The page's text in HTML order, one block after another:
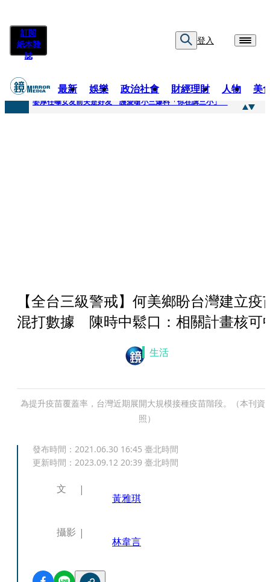
訂閱
紙本雜
誌
登入
最新 娛樂 政治社會 財經理財 人物 美
快訊
姜厚任曝女友前夫是好友 護愛嗆小三爆料「你在講三小」
【全台三級警戒】何美鄉盼台灣建立疫
混打數據 陳時中鬆口：相關計畫核可
生活
為提升疫苗覆蓋率，台灣近期展開大規模接種疫苗階段。（本刊資
照）
發布時間： 2021.06.30 16:45 臺北時間
更新時間： 2023.09.12 20:39 臺北時間
文
黃雅琪
攝影
林韋言